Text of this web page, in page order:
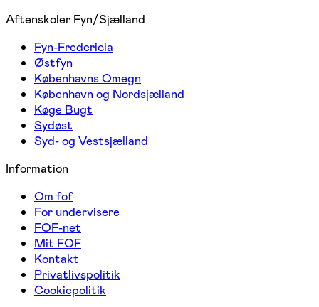
Aftenskoler Fyn/Sjælland
Fyn-Fredericia
Østfyn
Københavns Omegn
København og Nordsjælland
Køge Bugt
Sydøst
Syd- og Vestsjælland
Information
Om fof
For undervisere
FOF-net
Mit FOF
Kontakt
Privatlivspolitik
Cookiepolitik